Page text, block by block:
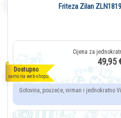
Dostupno
samo na web-shopu
Friteza Zilan
49,95
Gotovina, pouzeće, virman i jednokratno